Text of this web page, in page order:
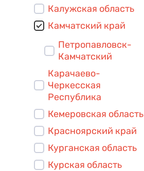
Калужская область
Камчатский край
Петропавловск-
Камчатский
Карачаево-
Черкесская
Республика
Кемеровская область
Красноярский край
Курганская область
Курская область